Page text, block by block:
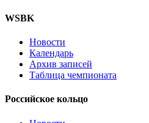
WSBK
Новости
Календарь
Архив записей
Таблица чемпионата
Российское кольцо